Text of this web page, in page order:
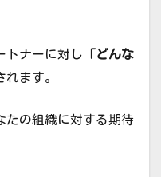
トナーに対し 「どんな
れます。
たの組織に対する期待